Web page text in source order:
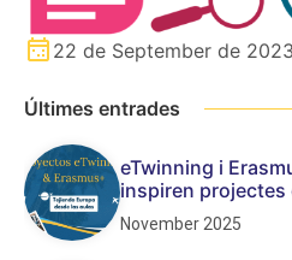
22 de September de 2023
Últimes entrades
eTwinning i
inspiren projectes
November 2025